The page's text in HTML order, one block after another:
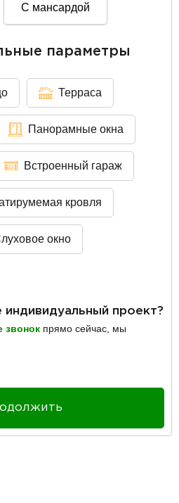
С мансардой
параметры
Терраса
Панорамные окна
Встроенный гараж
кровля
окно
индивидуальный проект?
звонок прямо сейчас, мы